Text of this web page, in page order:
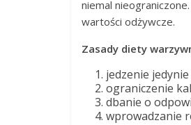
niemal nieograniczone.
wartości odżywcze.
Zasady diety
jedzenie
ograniczenie
dbanie o
wprowadzanie